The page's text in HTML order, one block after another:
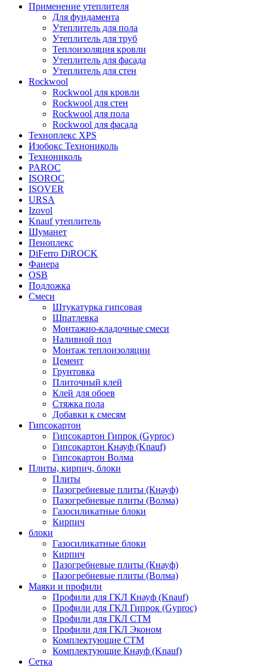
Применение утеплителя
Для фундамента
Утеплитель для пола
Утеплитель для труб
Теплоизоляция кровли
Утеплитель для фасада
Утеплитель для стен
Rockwool
Rockwool для кровли
Rockwool для стен
Rockwool для пола
Rockwool для фасада
Техноплекс XPS
Изобокс Технониколь
Технониколь
PAROC
ISOROC
ISOVER
URSA
Izovol
Knauf утеплитель
Шуманет
Пеноплекс
DiFerro DiROCK
Фанера
OSB
Подложка
Смеси
Штукатурка гипсовая
Шпатлевка
Монтажно-кладочные смеси
Наливной пол
Монтаж теплоизоляции
Цемент
Грунтовка
Плиточный клей
Клей для обоев
Стяжка пола
Добавки к смесям
Гипсокартон
Гипсокартон Гипрок (Gyproc)
Гипсокартон Кнауф (Knauf)
Гипсокартон Волма
Плиты, кирпич, блоки
Плиты
Пазогребневые плиты (Кнауф)
Пазогребневые плиты (Волма)
Газосиликатные блоки
Кирпич
блоки
Газосиликатные блоки
Кирпич
Пазогребневые плиты (Кнауф)
Пазогребневые плиты (Волма)
Маяки и профили
Профили для ГКЛ Кнауф (Knauf)
Профили для ГКЛ Гипрок (Gyproc)
Профили для ГКЛ СТМ
Профили для ГКЛ Эконом
Комплектующие СТМ
Комплектующие Кнауф (Knauf)
Сетка